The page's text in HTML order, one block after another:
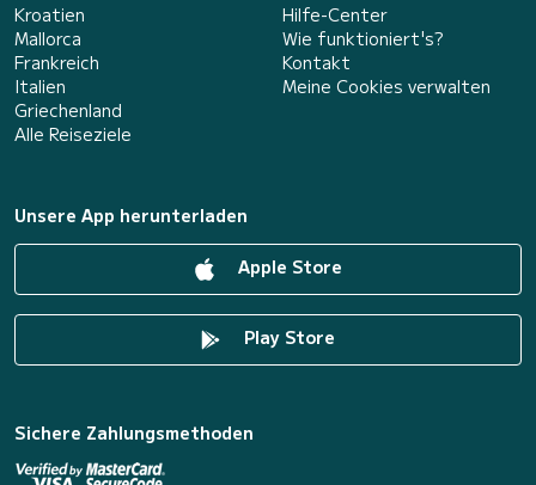
Kroatien
Mallorca
Frankreich
Italien
Griechenland
Alle Reiseziele
Hilfe-Center
Wie funktioniert's?
Kontakt
Meine Cookies verwalten
Unsere App herunterladen
Apple Store
Play Store
Sichere Zahlungsmethoden